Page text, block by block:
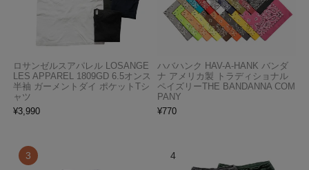
ロサンゼルスアパレル LOSANGE
LES APPAREL 1809GD 6.5オンス
半袖 ガーメントダイ ポケットTシ
ャツ
¥3,990
ハバハンク HAV-A-HANK バンダ
ナ アメリカ製 トラディショナル
ペイズリーTHE BANDANNA COM
PANY
¥770